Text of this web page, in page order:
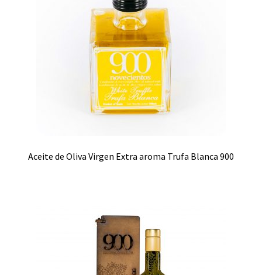
Aceite de Oliva Virgen Extra aroma Trufa Blanca 900